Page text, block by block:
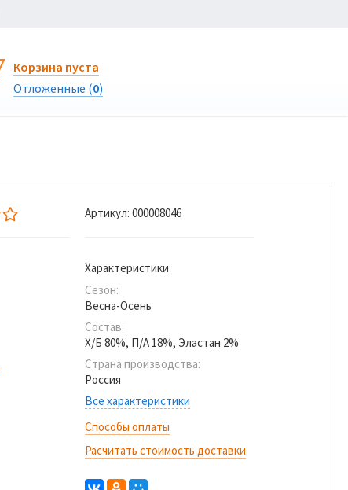
Корзина пуста
Отложенные (0)
Артикул: 000008046
Характеристики
Сезон:
Весна-Осень
Состав:
Х/Б 80%, П/А 18%, Эластан 2%
Страна производства:
Россия
Все характеристики
Способы оплаты
Расчитать стоимость доставки